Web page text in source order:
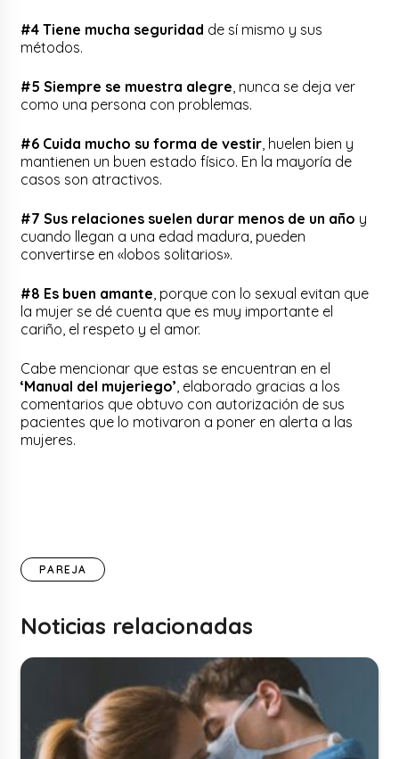
#4 Tiene mucha seguridad de sí mismo y sus
métodos.
#5 Siempre se muestra alegre , nunca se deja ver
como una persona con problemas.
#6 Cuida mucho su forma de vestir , huelen bien y
mantienen un buen estado físico. En la mayoría de
casos son atractivos.
#7 Sus relaciones suelen durar menos de un año y
cuando llegan a una edad madura, pueden
convertirse en «lobos solitarios».
#8 Es buen amante , porque con lo sexual evitan que
la mujer se dé cuenta que es muy importante el
cariño, el respeto y el amor.
Cabe mencionar que estas se encuentran en el
‘Manual del mujeriego’ , elaborado gracias a los
comentarios que obtuvo con autorización de sus
pacientes que lo motivaron a poner en alerta a las
mujeres.
PAREJA
Noticias relacionadas